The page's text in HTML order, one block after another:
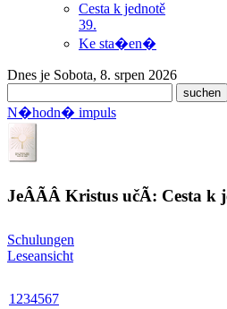
Cesta k jednotě
39.
Ke sta�en�
Dnes je Sobota, 8. srpen 2026
N�hodn� impuls
JeÂÃ­Â Kristus učÃ­: Cesta k
Schulungen
Leseansicht
1 234567